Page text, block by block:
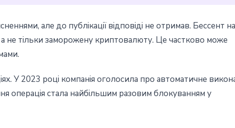
але до публікації відповіді не отримав. Бессент
не тільки заморожену криптовалюту. Це частково може
У 2023 році компанія оголосила про автоматичне
операція стала найбільшим разовим блокуванням у